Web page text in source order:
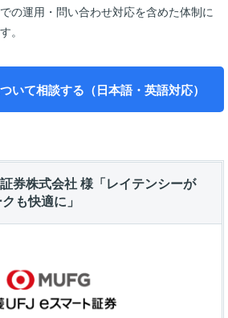
の運用・問い合わせ対応を含めた体制に
。
いて相談する（日本語・英語対応）
券株式会社 様「レイテンシーが
も快適に」